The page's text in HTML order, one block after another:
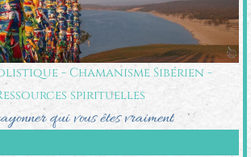
- Chamanisme Sibérien -
spirituelles
qui vous êtes vraiment